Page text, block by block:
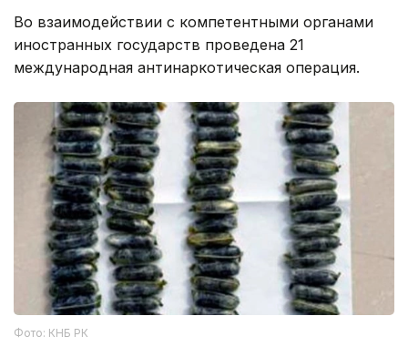
Во взаимодействии с компетентными органами
иностранных государств проведена 21
международная антинаркотическая операция.
Фото: КНБ РК